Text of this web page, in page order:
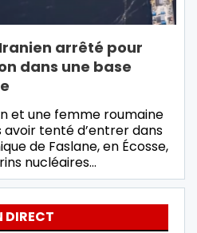
arrêté pour
dans une base
et une femme roumaine
tenté d’entrer dans
de Faslane, en Écosse,
nucléaires…
DIRECT